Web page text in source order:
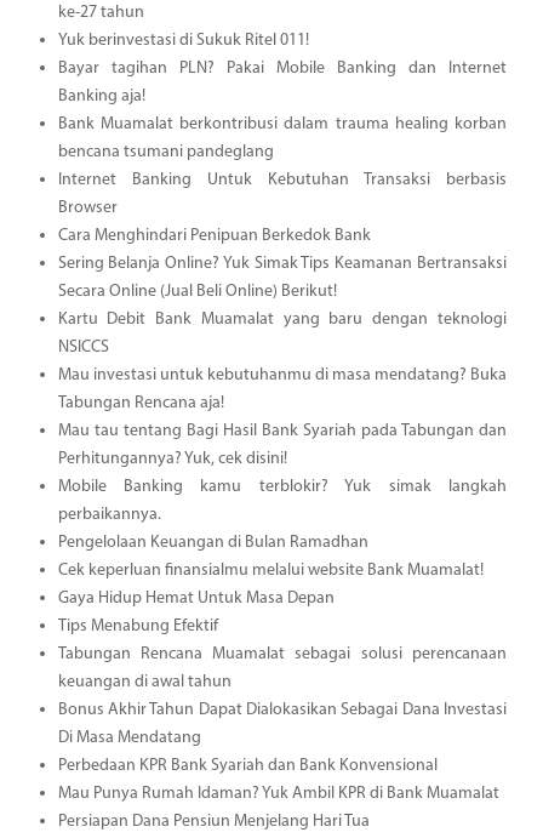
ke-27 tahun
Yuk berinvestasi di Sukuk Ritel 011!
Bayar tagihan PLN? Pakai Mobile Banking dan Internet
Banking aja!
Bank Muamalat berkontribusi dalam trauma healing korban
bencana tsumani pandeglang
Internet Banking Untuk Kebutuhan Transaksi berbasis
Browser
Cara Menghindari Penipuan Berkedok Bank
Sering Belanja Online? Yuk Simak Tips Keamanan Bertransaksi
Secara Online (Jual Beli Online) Berikut!
Kartu Debit Bank Muamalat yang baru dengan teknologi
NSICCS
Mau investasi untuk kebutuhanmu di masa mendatang? Buka
Tabungan Rencana aja!
Mau tau tentang Bagi Hasil Bank Syariah pada Tabungan dan
Perhitungannya? Yuk, cek disini!
Mobile Banking kamu terblokir? Yuk simak langkah
perbaikannya.
Pengelolaan Keuangan di Bulan Ramadhan
Cek keperluan finansialmu melalui website Bank Muamalat!
Gaya Hidup Hemat Untuk Masa Depan
Tips Menabung Efektif
Tabungan Rencana Muamalat sebagai solusi perencanaan
keuangan di awal tahun
Bonus Akhir Tahun Dapat Dialokasikan Sebagai Dana Investasi
Di Masa Mendatang
Perbedaan KPR Bank Syariah dan Bank Konvensional
Mau Punya Rumah Idaman? Yuk Ambil KPR di Bank Muamalat
Persiapan Dana Pensiun Menjelang Hari Tua